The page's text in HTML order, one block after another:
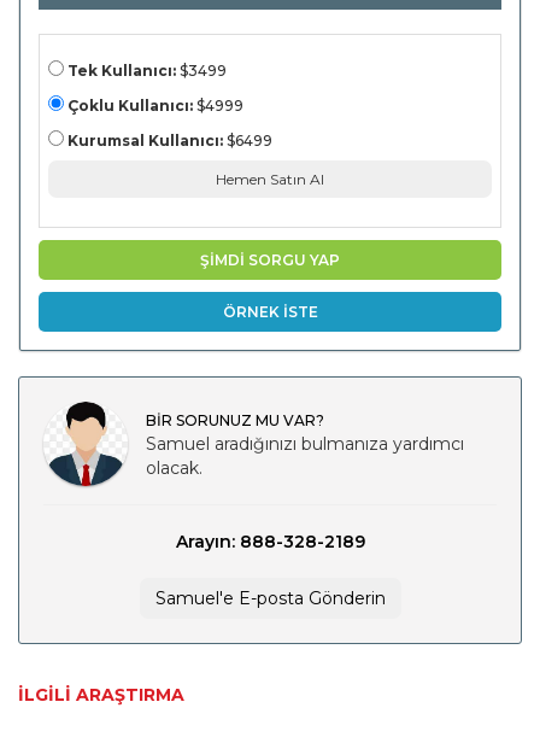
Tek Kullanıcı: $3499
Çoklu Kullanıcı: $4999
Kurumsal Kullanıcı: $6499
Hemen Satın Al
ŞİMDİ SORGU YAP
ÖRNEK İSTE
BİR SORUNUZ MU VAR?
Samuel aradığınızı bulmanıza yardımcı
olacak.
Arayın: 888-328-2189
Samuel'e E-posta Gönderin
İLGILI ARAŞTIRMA